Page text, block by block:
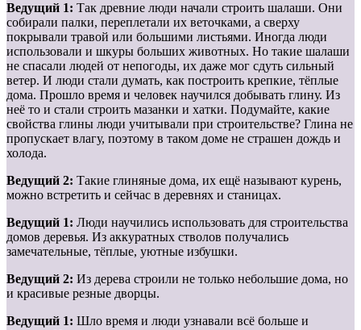
Ведущий 1: Так древние люди начали строить шалаши. Они
собирали палки, переплетали их веточками, а сверху
покрывали травой или большими листьями. Иногда люди
использовали и шкуры больших животных. Но такие шалаши
не спасали людей от непогоды, их даже мог сдуть сильный
ветер. И люди стали думать, как построить крепкие, тёплые
дома. Прошло время и человек научился добывать глину. Из
неё то и стали строить мазанки и хатки. Подумайте, какие
свойства глины люди учитывали при строительстве? Глина не
пропускает влагу, поэтому в таком доме не страшен дождь и
холода.
Ведущий 2: Такие глиняные дома, их ещё называют курень,
можно встретить и сейчас в деревнях и станицах.
Ведущий 1: Люди научились использовать для строительства
домов деревья. Из аккуратных стволов получались
замечательные, тёплые, уютные избушки.
Ведущий 2: Из дерева строили не только небольшие дома, но
и красивые резные дворцы.
Ведущий 1: Шло время и люди узнавали всё больше и